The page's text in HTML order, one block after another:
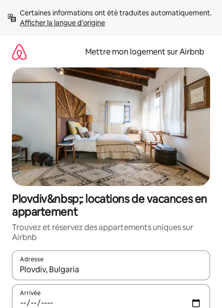
directement
Afficher la langue d'origine
Mettre mon logement sur Airbnb
Plovdiv&nbsp;: locations de vacances en
appartement
Trouvez et réservez des appartements uniques sur
Airbnb
Adresse
Lorsque les résultats s'affichent, utilisez les flèches vers le
Arrivée